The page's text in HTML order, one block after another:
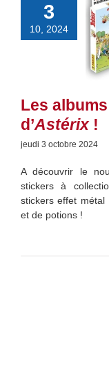
3
10, 2024
Les
d’Astérix!
jeudi 3 octobre 2024
A découvrir le
stickers à
stickers effet métal
et de potions !